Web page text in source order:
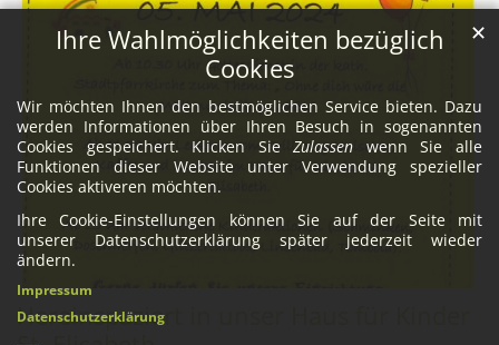
Ihre Wahlmöglichkeiten bezüglich
Cookies
Wir möchten Ihnen den bestmöglichen Service bieten. Dazu
werden Informationen über Ihren Besuch in sogenannten
Cookies gespeichert. Klicken SieZulassen wenn Sie alle
Funktionen dieser Website unter Verwendung spezieller
Cookies aktiveren möchten.
Ihre Cookie-Einstellungen können Sie auf der Seite mit
unserer Datenschutzerklärung später jederzeit wieder
ändern.
✕
Impressum
Datenschutzerklärung
Hereinspaziert in unser Haus für Kinder